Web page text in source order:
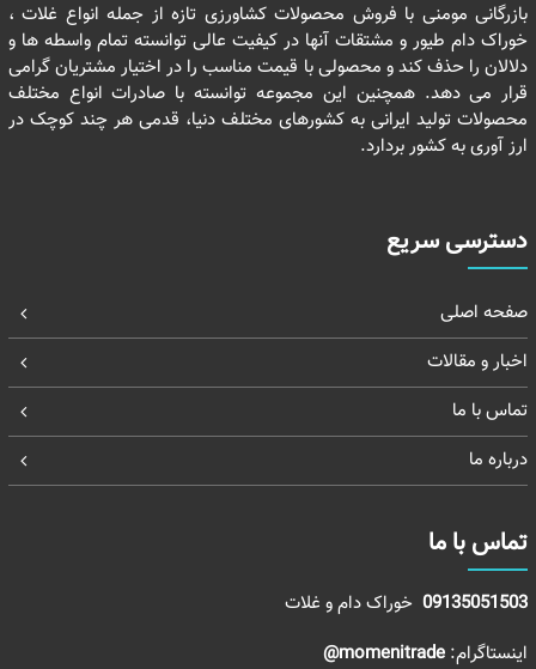
بازرگانی مومنی با فروش محصولات کشاورزی تازه از جمله انواع غلات ،
خوراک دام طیور و مشتقات آنها در کیفیت عالی توانسته تمام واسطه ها و
دلالان را حذف کند و محصولی با قیمت مناسب را در اختیار مشتریان گرامی
قرار می دهد. همچنین این مجموعه توانسته با صادرات انواع مختلف
محصولات تولید ایرانی به کشورهای مختلف دنیا، قدمی هر چند کوچک در
ارز آوری به کشور بردارد.
دسترسی سریع
صفحه اصلی
اخبار و مقالات
تماس با ما
درباره ما
تماس با ما
09135051503خوراک دام و غلات
اینستاگرام: momenitrade@